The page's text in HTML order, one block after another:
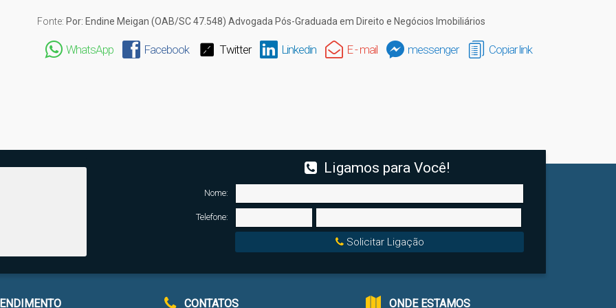
Fonte: Por: Endine Meigan (OAB/SC 47.548) Advogada Pós-Graduada em Direito e Negócios Imobiliários
WhatsApp Facebook Twitter Linkedin E - mail messenger Copiar link
Ligamos para Você!
Nome:
Telefone:
Solicitar Ligação
CONTATOS ONDE ESTAMOS